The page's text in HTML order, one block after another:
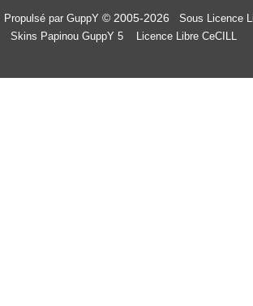
Propulsé par GuppY © 2005-2026
Sous Licence
Skins Papinou GuppY 5
Licence Libre CeCILL